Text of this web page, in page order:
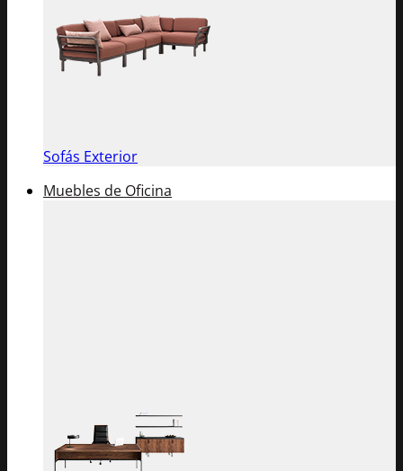
Sofás Exterior
Muebles de Oficina